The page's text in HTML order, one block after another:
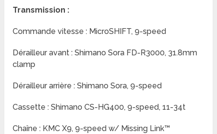
Transmission :
Commande vitesse : MicroSHIFT, 9-speed
Dérailleur avant : Shimano Sora FD-R3000, 31.8mm
clamp
Dérailleur arrière : Shimano Sora, 9-speed
Cassette : Shimano CS-HG400, 9-speed, 11-34t
Chaîne : KMC X9, 9-speed w/ Missing Link™